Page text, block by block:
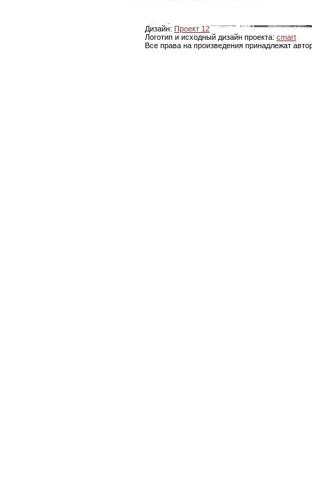
Дизайн: Проект 12
Логотип и исходный дизайн проекта: cmart
Все права на произведения принадлежат